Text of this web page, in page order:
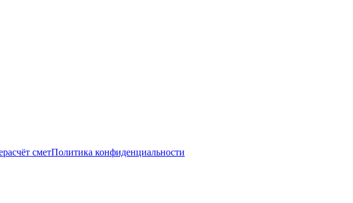
сметПолитика конфиденциальности